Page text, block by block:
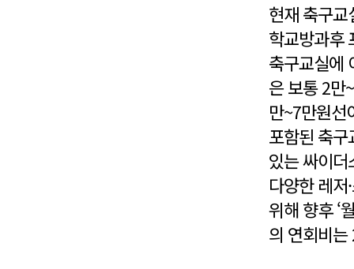
현재 축구
학교방과후
축구교실에
은 보통 2만
만~7만원선
포함된 축구
있는 싸이
다양한 레
위해 향후 ‘
의 연회비